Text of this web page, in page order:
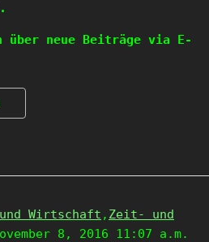
über neue Beiträge via E-
Wirtschaft , Zeit- und
8, 2016 11:07 a.m.